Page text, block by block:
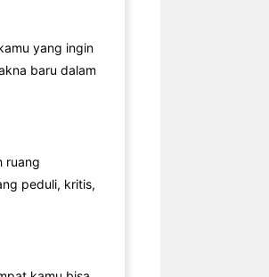
yang ingin
baru dalam
ruang
peduli, kritis,